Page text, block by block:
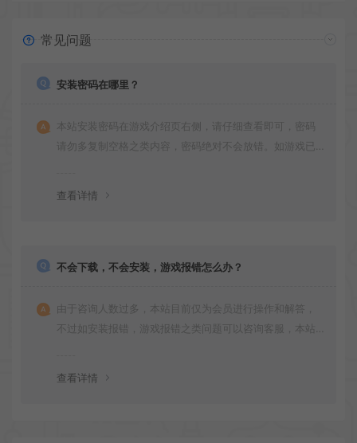
常见问题
安装密码在哪里？
本站安装密码在游戏介绍页右侧，请仔细查看即可，密码
请勿多复制空格之类内容，密码绝对不会放错。如游戏已
查看详情
不会下载，不会安装，游戏报错怎么办？
由于咨询人数过多，本站目前仅为会员进行操作和解答，
不过如安装报错，游戏报错之类问题可以咨询客服，本站
查看详情